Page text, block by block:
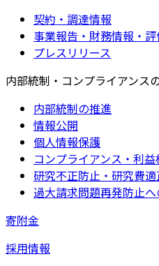
契約・調達情報
事業報告・財務情報・
プレスリリース
内部統制・コンプライアンス
内部統制の推進
情報公開
個人情報保護
コンプライアンス・利益
研究不正防止・研究費
過大請求問題再発防止
寄附金
採用情報